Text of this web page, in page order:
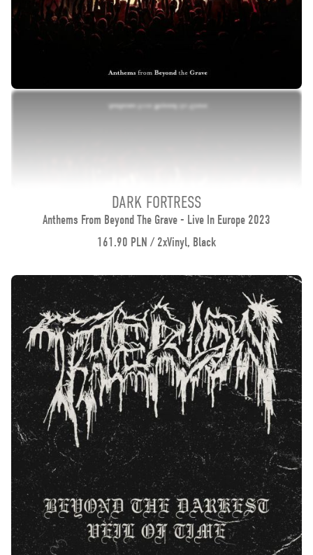
DARK FORTRESS
Anthems From Beyond The Grave - Live In Europe 2023
161.90 PLN / 2xVinyl, Black